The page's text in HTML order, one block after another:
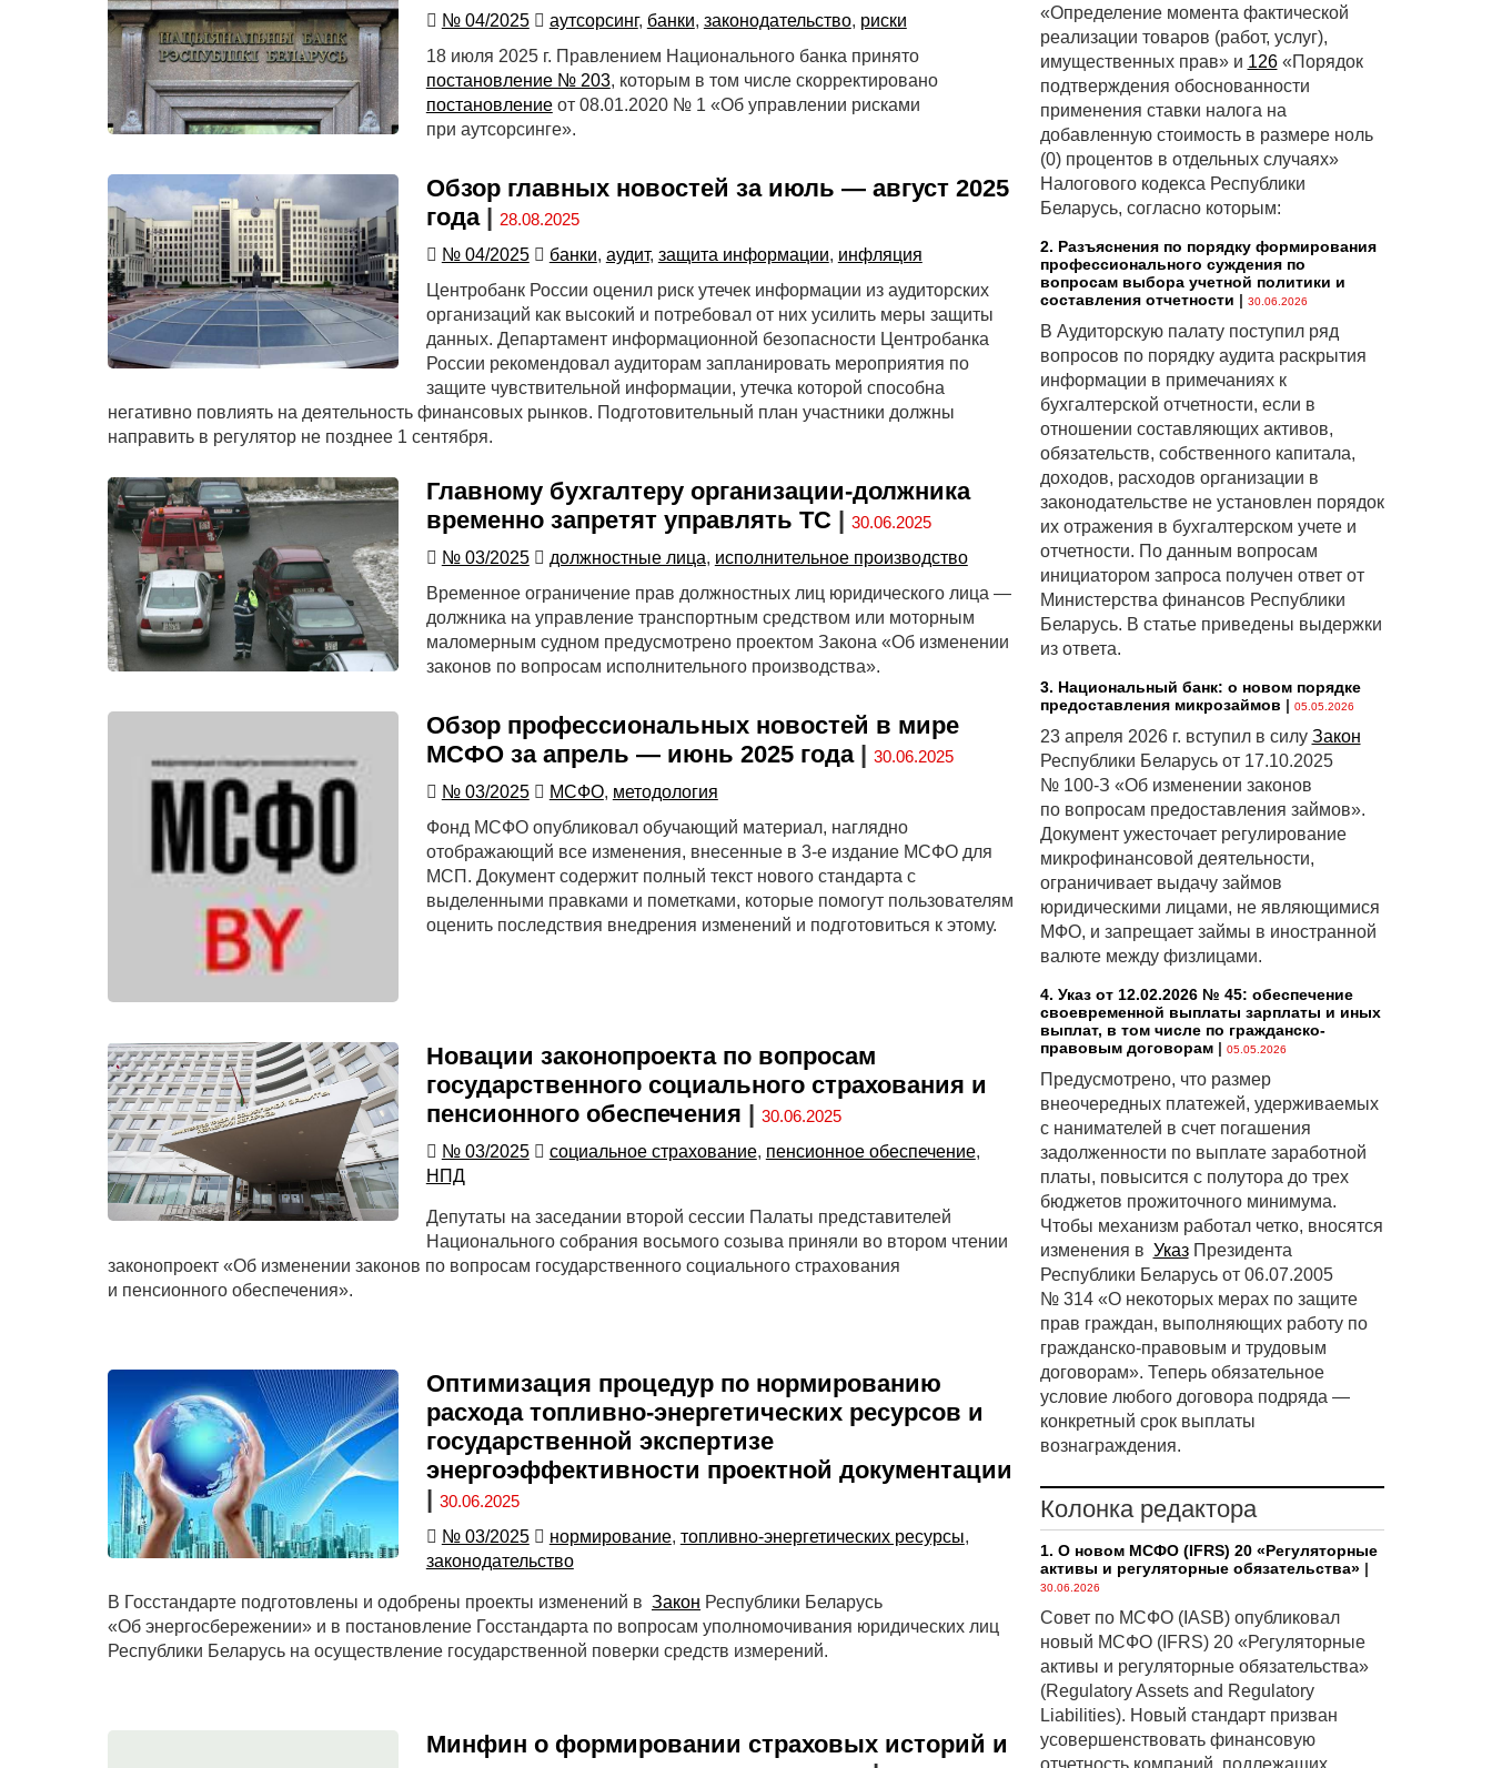
№ 04/2025
аутсорсинг, банки, законодательство, риски
18 июля 2025 г. Правлением Национального банка принято
постановление № 203, которым в том числе скорректировано
постановлениеот 08.01.2020 № 1 «Об управлении рисками
при аутсорсинге».
Обзор главных новостей за июль — август 2025
года| 28.08.2025
№ 04/2025
банки, аудит, защита информации, инфляция
Центробанк России оценил риск утечек информации из аудиторских
организаций как высокий и потребовал от них усилить меры защиты
данных. Департамент информационной безопасности Центробанка
России рекомендовал аудиторам запланировать мероприятия по
защите чувствительной информации, утечка которой способна
негативно повлиять на деятельность финансовых рынков. Подготовительный план участники должны
направить в регулятор не позднее 1 сентября.
Главному бухгалтеру организации-должника
временно запретят управлять ТС | 30.06.2025
№ 03/2025
должностные лица, исполнительное производство
Временное ограничение прав должностных лиц юридического лица —
должника на управление транспортным средством или моторным
маломерным судном предусмотрено проектом Закона «Об изменении
законов по вопросам исполнительного производства».
Обзор профессиональных новостей в мире
МСФО за апрель — июнь 2025 года| 30.06.2025
№ 03/2025
МСФО, методология
Фонд МСФО опубликовал обучающий материал, наглядно
отображающий все изменения, внесенные в 3-е издание МСФО для
МСП. Документ содержит полный текст нового стандарта с
выделенными правками и пометками, которые помогут пользователям
оценить последствия внедрения изменений и подготовиться к этому.
Новации законопроекта по вопросам
государственного социального страхования и
пенсионного обеспечения
30.06.2025
№ 03/2025
социальное страхование, пенсионное обеспечение,
НПД
Депутаты на заседании второй сессии Палаты представителей
Национального собрания восьмого созыва приняли во втором чтении
законопроект «Об изменении законов по вопросам государственного социального страхования
и пенсионного обеспечения».
Оптимизация процедур по нормированию
расхода топливно-энергетических ресурсов и
государственной экспертизе
энергоэффективности проектной документации
30.06.2025
№ 03/2025
нормирование, топливно-энергетических ресурсы,
законодательство
В Госстандарте подготовлены и одобрены проекты изменений в Закон Республики Беларусь
«Об энергосбережении» и в постановление Госстандарта по вопросам уполномочивания юридических лиц
Республики Беларусь на осуществление государственной поверки средств измерений.
Минфин о формировании страховых историй и
«Определение момента фактической
реализации товаров (работ, услуг),
имущественных прав» и 126«Порядок
подтверждения обоснованности
применения ставки налога на
добавленную стоимость в размере ноль
(0) процентов в отдельных случаях»
Налогового кодекса Республики
Беларусь, согласно которым:
2. Разъяснения по порядку формирования
профессионального суждения по
вопросам выбора учетной политики и
составления отчетности | 30.06.2026
В Аудиторскую палату поступил ряд
вопросов по порядку аудита раскрытия
информации в примечаниях к
бухгалтерской отчетности, если в
отношении составляющих активов,
обязательств, собственного капитала,
доходов, расходов организации в
законодательстве не установлен порядок
их отражения в бухгалтерском учете и
отчетности. По данным вопросам
инициатором запроса получен ответ от
Министерства финансов Республики
Беларусь. В статье приведены выдержки
из ответа.
3. Национальный банк: о новом порядке
предоставления микрозаймов | 05.05.2026
23 апреля 2026 г. вступил в силу Закон
Республики Беларусь от 17.10.2025
№ 100-З «Об изменении законов
по вопросам предоставления займов».
Документ ужесточает регулирование
микрофинансовой деятельности,
ограничивает выдачу займов
юридическими лицами, не являющимися
МФО, и запрещает займы в иностранной
валюте между физлицами.
4. Указ от 12.02.2026 № 45: обеспечение
своевременной выплаты зарплаты и иных
выплат, в том числе по гражданско-
правовым договорам| 05.05.2026
Предусмотрено, что размер
внеочередных платежей, удерживаемых
с нанимателей в счет погашения
задолженности по выплате заработной
платы, повысится с полутора до трех
бюджетов прожиточного минимума.
Чтобы механизм работал четко, вносятся
изменения в УказПрезидента
Республики Беларусь от 06.07.2005
№ 314 «О некоторых мерах по защите
прав граждан, выполняющих работу по
гражданско-правовым и трудовым
договорам». Теперь обязательное
условие любого договора подряда —
конкретный срок выплаты
вознаграждения.
Колонка редактора
1. О новом МСФО (IFRS) 20 «Регуляторные
активы и регуляторные обязательства»|
30.06.2026
Совет по МСФО (IASB) опубликовал
новый МСФО (IFRS) 20 «Регуляторные
активы и регуляторные обязательства»
(Regulatory Assets and Regulatory
Liabilities). Новый стандарт призван
усовершенствовать финансовую